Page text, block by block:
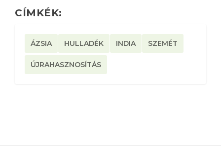
CÍMKÉK:
ÁZSIA HULLADÉK INDIA SZEMÉT
ÚJRAHASZNOSÍTÁS